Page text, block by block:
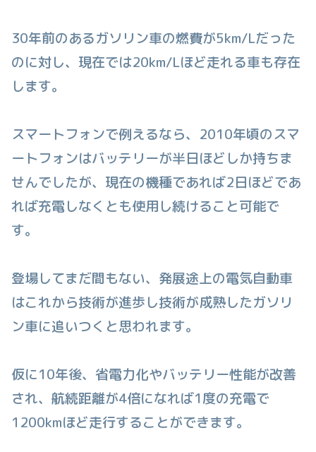
30年前のあるガソリン車の燃費が5km/Lだった
のに対し、現在では20km/Lほど走れる車も存在
します。
スマートフォンで例えるなら、2010年頃のスマ
ートフォンはバッテリーが半日ほどしか持ちま
せんでしたが、現在の機種であれば2日ほどであ
れば充電しなくとも使用し続けること可能で
す。
登場してまだ間もない、発展途上の電気自動車
はこれから技術が進歩し技術が成熟したガソリ
ン車に追いつくと思われます。
仮に10年後、省電力化やバッテリー性能が改善
され、航続距離が4倍になれば1度の充電で
1200kmほど走行することができます。